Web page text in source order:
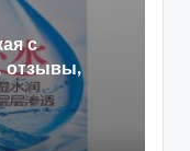
с
отзывы,